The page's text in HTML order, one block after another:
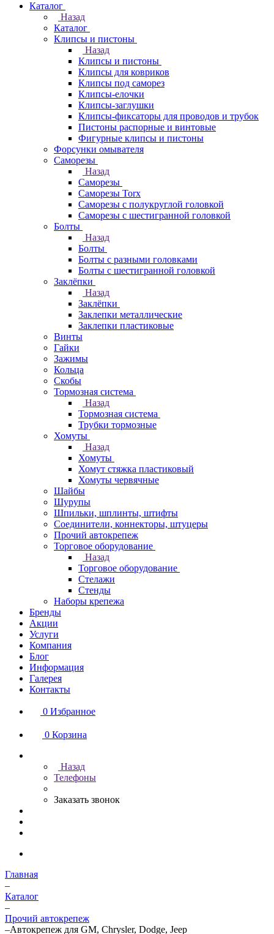
Каталог
Назад
Каталог
Клипсы и пистоны
Назад
Клипсы и пистоны
Клипсы для ковриков
Клипсы под саморез
Клипсы-елочки
Клипсы-заглушки
Клипсы-фиксаторы для проводов и трубок
Пистоны распорные и винтовые
Фигурные клипсы и пистоны
Форсунки омывателя
Саморезы
Назад
Саморезы
Саморезы Torx
Саморезы с полукруглой головкой
Саморезы с шестигранной головкой
Болты
Назад
Болты
Болты с разными головками
Болты с шестигранной головкой
Заклёпки
Назад
Заклёпки
Заклепки металлические
Заклепки пластиковые
Винты
Гайки
Зажимы
Кольца
Скобы
Тормозная система
Назад
Тормозная система
Трубки тормозные
Хомуты
Назад
Хомуты
Хомут стяжка пластиковый
Хомуты червячные
Шайбы
Шурупы
Шпильки, шплинты, штифты
Соединители, коннекторы, штуцеры
Прочий автокрепеж
Торговое оборудование
Назад
Торговое оборудование
Стелажи
Стенды
Наборы крепежа
Бренды
Акции
Услуги
Компания
Блог
Информация
Галерея
Контакты
0 Избранное
0 Корзина
Назад
Телефоны
Заказать звонок
Главная
–
Каталог
–
Прочий автокрепеж
–Автокрепеж для GM, Chrysler, Dodge, Jeep